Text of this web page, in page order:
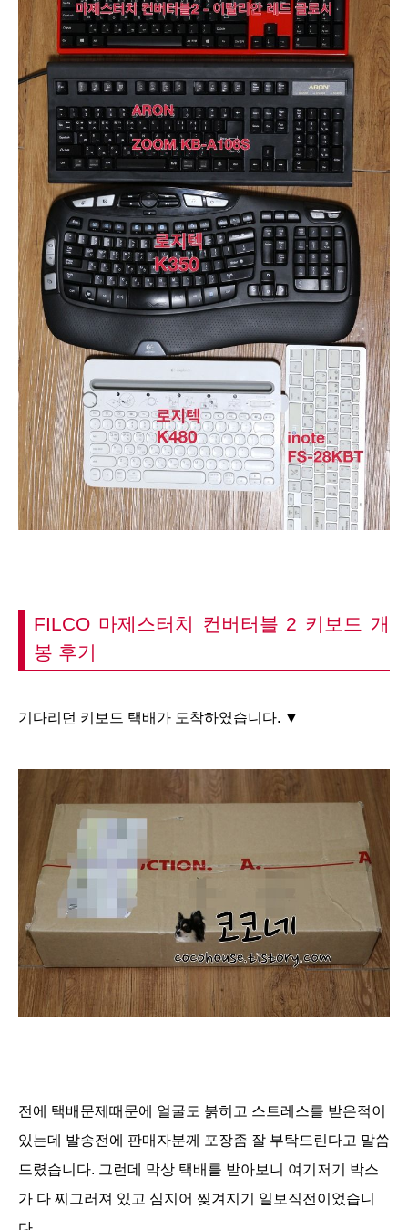
FILCO 마제스터치 컨버터블 2 키보드 개
봉 후기
기다리던 키보드 택배가 도착하였습니다. ▼
전에 택배문제때문에 얼굴도 붉히고 스트레스를 받은적이
있는데 발송전에 판매자분께 포장좀 잘 부탁드린다고 말씀
드렸습니다. 그런데 막상 택배를 받아보니 여기저기 박스
가 다 찌그러져 있고 심지어 찢겨지기 일보직전이었습니